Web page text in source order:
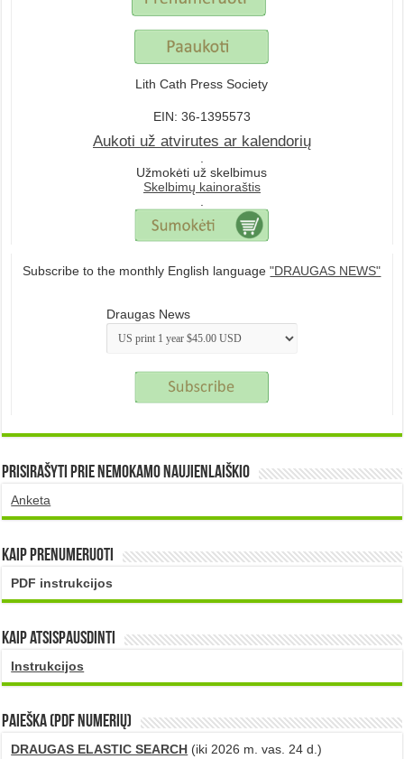
Lith Cath Press Society
EIN: 36-1395573
Aukoti už atvirutes ar kalendorių
Užmokėti už skelbimus
Skelbimų kainoraštis
Subscribe to the monthly English language"DRAUGAS NEWS"
Draugas News
Prisirašyti prie nemokamo naujienlaiškio
Anketa
Kaip prenumeruoti
PDF instrukcijos
Kaip atsispausdinti
Instrukcijos
PAIEŠKA (PDF numerių)
DRAUGAS ELASTIC SEARCH (iki 2026 m. vas. 24 d.)